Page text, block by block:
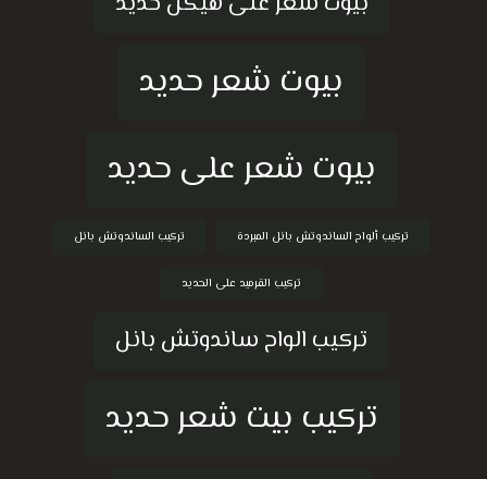
بيوت شعر حديد
بيوت شعر على حديد
تركيب ألواح الساندوتش بانل المبردة تركيب الساندوتش بانل
تركيب القرميد على الحديد
تركيب الواح ساندوتش بانل
تركيب بيت شعر حديد